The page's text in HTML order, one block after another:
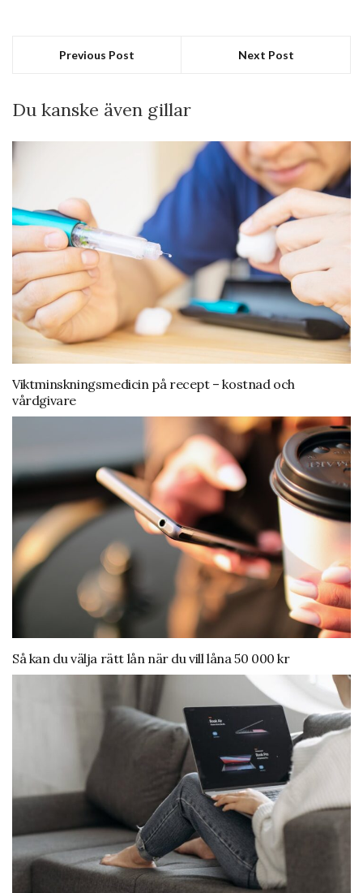
Previous Post Next Post
Du kanske även gillar
Viktminskningsmedicin på recept – kostnad och
vårdgivare
Så kan du välja rätt lån när du vill låna 50 000 kr